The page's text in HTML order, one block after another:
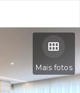
Mais fotos